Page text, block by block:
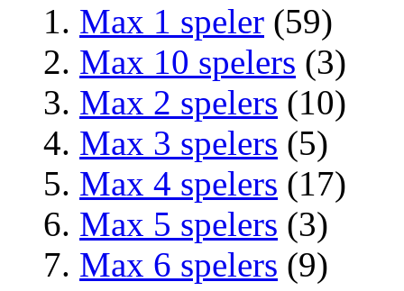
Max 1 speler (59)
Max 10 spelers (3)
Max 2 spelers (10)
Max 3 spelers (5)
Max 4 spelers (17)
Max 5 spelers (3)
Max 6 spelers (9)